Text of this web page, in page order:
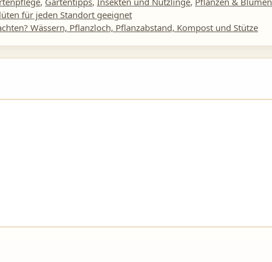
für jeden Standort geeignet
Wässern, Pflanzloch, Pflanzabstand, Kompost und Stütze